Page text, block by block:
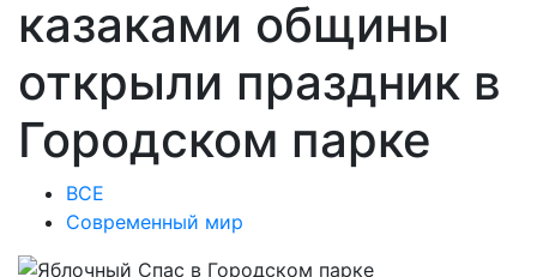
казаками общины
открыли праздник в
Городском парке
ВСЕ
Современный мир